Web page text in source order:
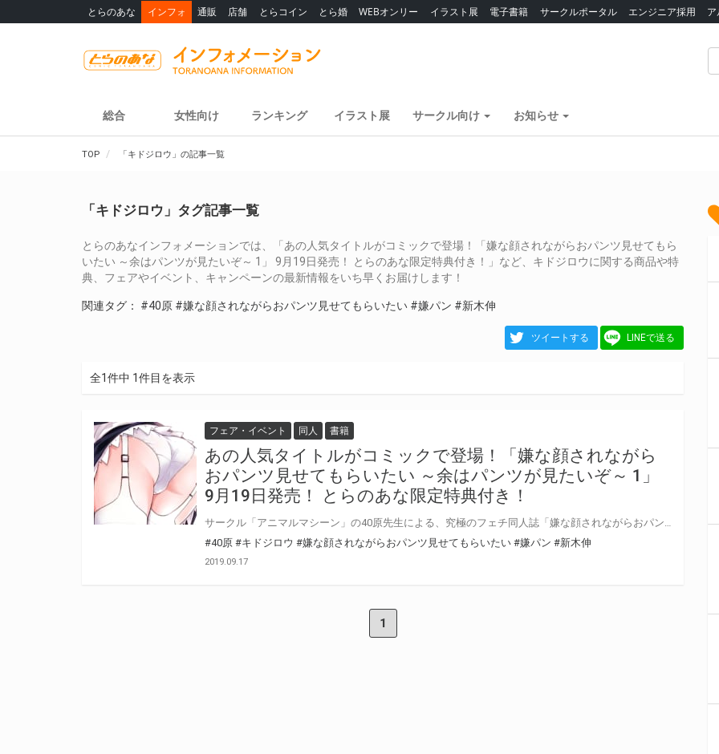
とらのあな インフォ 通販 店舗 とらコイン とら婚 WEBオンリー イラスト展 電子書籍 サークルポータル エンジニア採用
総合 女性向け ランキング イラスト展 サークル向け お知らせ
TOP 「キドジロウ」の記事一覧
「キドジロウ」タグ記事一覧
とらのあなインフォメーションでは、「あの人気タイトルがコミックで登場！「嫌な顔されながらおパンツ見せてもら
いたい ～余はパンツが見たいぞ～ 1」 9月19日発売！ とらのあな限定特典付き！」など、キドジロウに関する商品や特
典、フェアやイベント、キャンペーンの最新情報をいち早くお届けします！
関連タグ： #40原 #嫌な顔されながらおパンツ見せてもらいたい #嫌パン #新木伸
ツイートする LINEで送る
全1件中 1件目を表示
フェア・イベント 同人 書籍
あの人気タイトルがコミックで登場！「嫌な顔されながら
おパンツ見せてもらいたい ～余はパンツが見たいぞ～ 1」
9月19日発売！ とらのあな限定特典付き！
#40原 #キドジロウ #嫌な顔されながらおパンツ見せてもらいたい #嫌パン #新木伸
2019.09.17
1